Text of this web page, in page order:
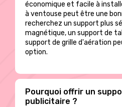
économique et facile à
à ventouse peut être une
recherchez un support plus
magnétique, un support de
support de grille d'aération
option.
Pourquoi offrir un
publicitaire ?